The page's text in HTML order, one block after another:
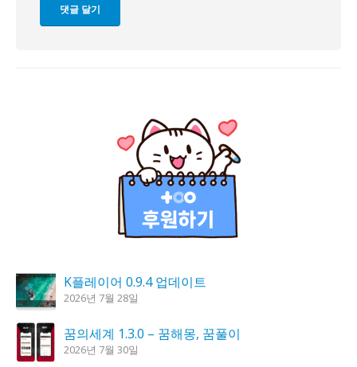
K플레이어 0.9.4 업데이트
2026년 7월 28일
꿈의세계 1.3.0 – 꿈해몽, 꿈풀이
2026년 7월 30일